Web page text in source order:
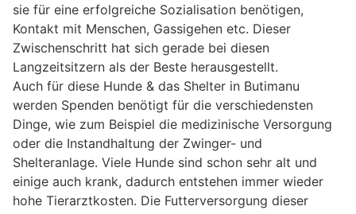
sie für eine erfolgreiche Sozialisation benötigen,
Kontakt mit Menschen, Gassigehen etc. Dieser
Zwischenschritt hat sich gerade bei diesen
Langzeitsitzern als der Beste herausgestellt.
Auch für diese Hunde & das Shelter in Butimanu
werden Spenden benötigt für die verschiedensten
Dinge, wie zum Beispiel die medizinische Versorgung
oder die Instandhaltung der Zwinger- und
Shelteranlage. Viele Hunde sind schon sehr alt und
einige auch krank, dadurch entstehen immer wieder
hohe Tierarztkosten. Die Futterversorgung dieser